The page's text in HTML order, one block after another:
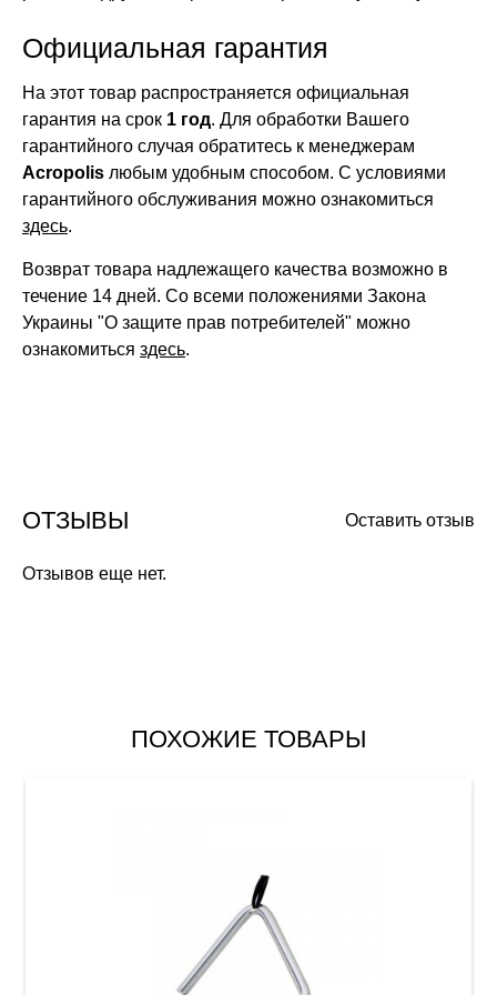
Официальная гарантия
На этот товар распространяется официальная
гарантия на срок 1 год. Для обработки Вашего
гарантийного случая обратитесь к менеджерам
Acropolis любым удобным способом. С условиями
гарантийного обслуживания можно ознакомиться
здесь.
Возврат товара надлежащего качества возможно в
течение 14 дней. Со всеми положениями Закона
Украины "О защите прав потребителей" можно
ознакомиться здесь.
Оставить отзыв
ОТЗЫВЫ
Отзывов еще нет.
ПОХОЖИЕ ТОВАРЫ